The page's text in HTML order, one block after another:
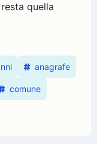
quella
anagrafe
comune